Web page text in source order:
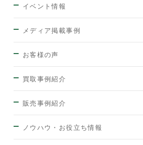
イベント情報
メディア掲載事例
お客様の声
買取事例紹介
販売事例紹介
ノウハウ・お役立ち情報